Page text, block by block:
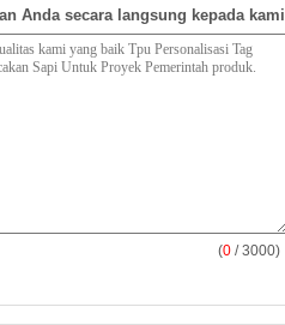
Anda secara langsung kepada kami
(0 / 3000)